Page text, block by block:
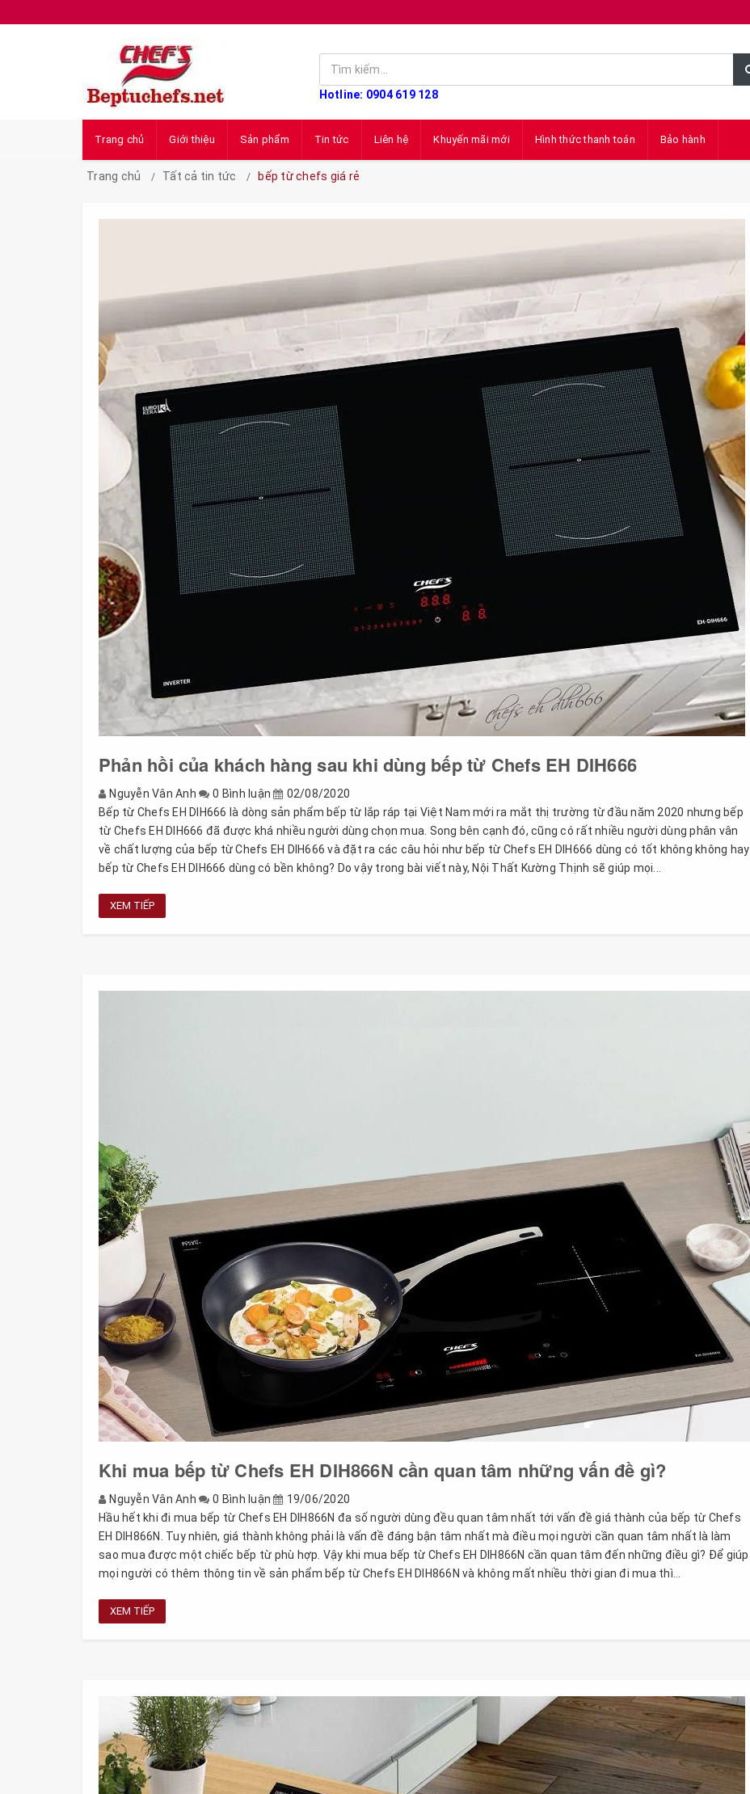
Hotline: 0904 619 128
Trang chủ Giới thiệu Sản phẩm Tin tức Liên hệ Khuyến mãi mới Hình thức thanh toán Bảo hành
Trang chủ Tất cả tin tức bếp từ chefs giá rẻ
Phản hồi của khách hàng sau khi dùng bếp từ Chefs EH DIH666
Nguyễn Vân Anh 0 Bình luận
02/08/2020
Bếp từ Chefs EH DIH666 là dòng sản phẩm bếp từ lắp ráp tại Việt Nam mới ra mắt thị trường từ đầu năm 2020 nhưng bếp
từ Chefs EH DIH666 đã được khá nhiều người dùng chọn mua. Song bên cạnh đó, cũng có rất nhiều người dùng phân vân
về chất lượng của bếp từ Chefs EH DIH666 và đặt ra các câu hỏi như bếp từ Chefs EH DIH666 dùng có tốt không không hay
bếp từ Chefs EH DIH666 dùng có bền không? Do vậy trong bài viết này, Nội Thất Kường Thịnh sẽ giúp mọi...
XEM TIẾP
Khi mua bếp từ Chefs EH DIH866N cần quan tâm những vấn đề gì?
Nguyễn Vân Anh 0 Bình luận
19/06/2020
Hầu hết khi đi mua bếp từ Chefs EH DIH866N đa số người dùng đều quan tâm nhất tới vấn đề giá thành của bếp từ Chefs
EH DIH866N. Tuy nhiên, giá thành không phải là vấn đề đáng bận tâm nhất mà điều mọi người cần quan tâm nhất là làm
sao mua được một chiếc bếp từ phù hợp. Vậy khi mua bếp từ Chefs EH DIH866N cần quan tâm đến những điều gì? Để giúp
mọi người có thêm thông tin về sản phẩm bếp từ Chefs EH DIH866N và không mất nhiều thời gian đi mua thì...
XEM TIẾP